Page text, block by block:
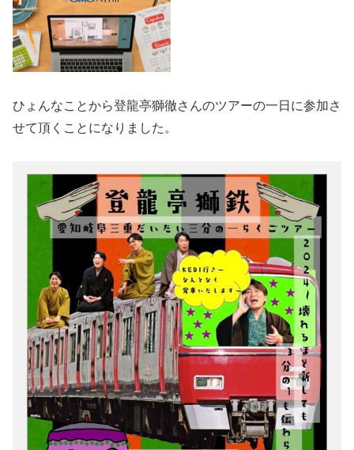
ひょんなことから登龍亭獅徹さんのツアーの一日に参加さ
せて頂くことになりました。